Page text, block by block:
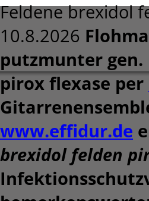
Feldene brexidol
10.8.2026
putzmunter
pirox flexase per
www.effidur.de
brexidol felden